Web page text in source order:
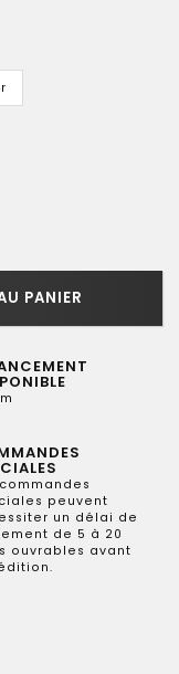
PANIER
peuvent
un délai de
de 5 à 20
ouvrables avant